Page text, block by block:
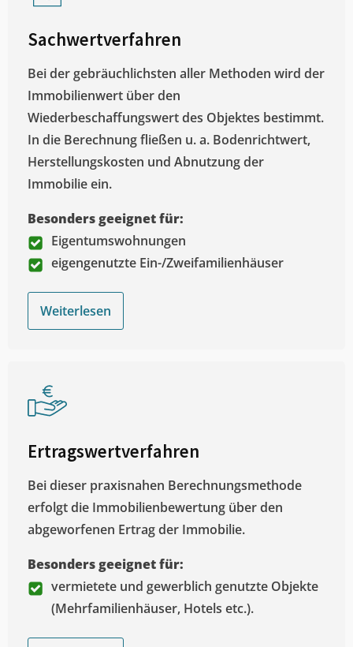
Sachwertverfahren
Bei der gebräuchlichsten aller Methoden wird der
Immobilienwert über den
Wiederbeschaffungswert des Objektes bestimmt.
In die Berechnung fließen u. a. Bodenrichtwert,
Herstellungskosten und Abnutzung der
Immobilie ein.
Besonders geeignet für:
Eigentumswohnungen
eigengenutzte Ein-/Zweifamilienhäuser
Weiterlesen
Ertragswertverfahren
Bei dieser praxisnahen Berechnungsmethode
erfolgt die Immobilienbewertung über den
abgeworfenen Ertrag der Immobilie.
Besonders geeignet für:
vermietete und gewerblich genutzte Objekte
(Mehrfamilienhäuser, Hotels etc.).